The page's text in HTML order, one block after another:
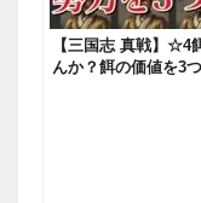
【三国志 真戦】☆4
んか？餌の価値を3